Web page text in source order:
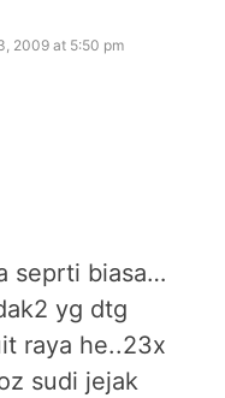
2009 at 5:50 pm
seprti biasa…
yg dtg
raya he..23x
sudi jejak